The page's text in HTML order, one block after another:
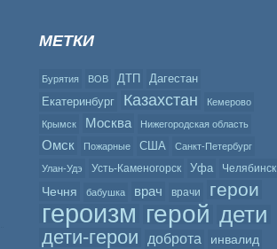
МЕТКИ
Бурятия ВОВ ДТП
Дагестан
Екатеринбург
Казахстан Кемерово
Крымск Москва Нижегородская область
Омск Пожарные США Санкт-Петербург
Улан-Удэ Усть-Каменогорск Уфа Челябинск
Чечня бабушка врач врачи герои
героизм герой дети
дети-герои доброта инвалид